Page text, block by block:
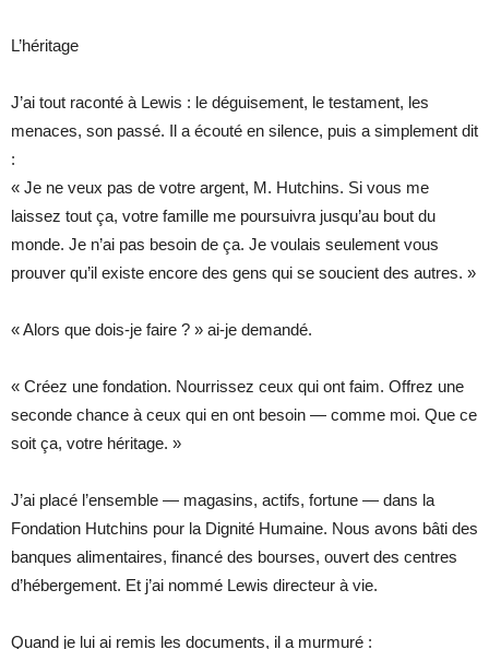
L’héritage
J’ai tout raconté à Lewis : le déguisement, le testament, les
menaces, son passé. Il a écouté en silence, puis a simplement dit
:
« Je ne veux pas de votre argent, M. Hutchins. Si vous me
laissez tout ça, votre famille me poursuivra jusqu’au bout du
monde. Je n’ai pas besoin de ça. Je voulais seulement vous
prouver qu’il existe encore des gens qui se soucient des autres. »
« Alors que dois-je faire ? » ai-je demandé.
« Créez une fondation. Nourrissez ceux qui ont faim. Offrez une
seconde chance à ceux qui en ont besoin — comme moi. Que ce
soit ça, votre héritage. »
J’ai placé l’ensemble — magasins, actifs, fortune — dans la
Fondation Hutchins pour la Dignité Humaine. Nous avons bâti des
banques alimentaires, financé des bourses, ouvert des centres
d’hébergement. Et j’ai nommé Lewis directeur à vie.
Quand je lui ai remis les documents, il a murmuré :